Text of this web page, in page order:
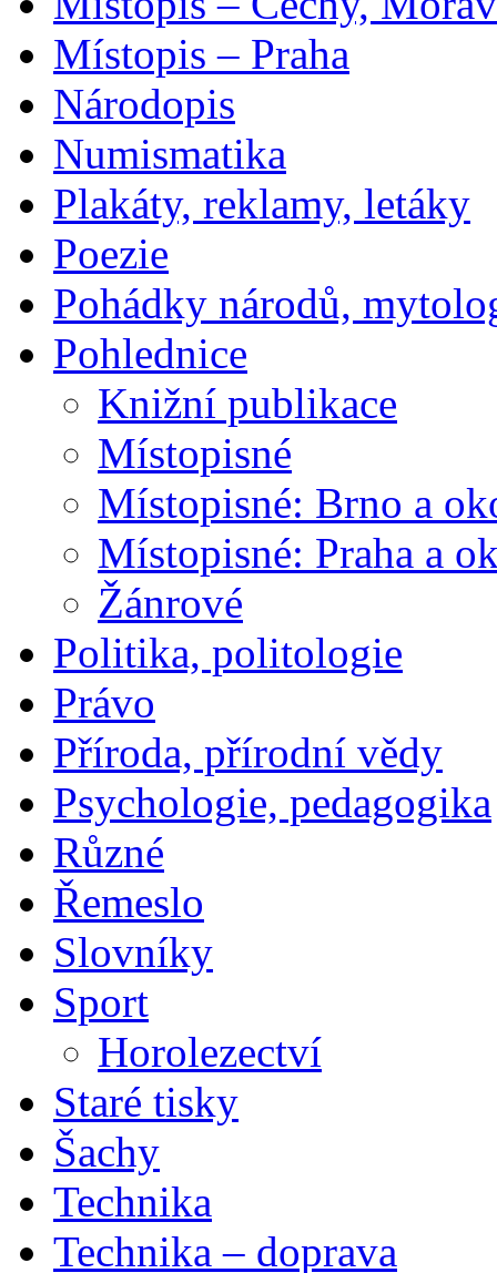
Místopis – Praha
Národopis
Numismatika
Plakáty, reklamy, letáky
Poezie
Pohádky národů,
Pohlednice
Knižní publikace
Místopisné
Místopisné: Brno a
Místopisné: Praha a
Žánrové
Politika, politologie
Právo
Příroda, přírodní vědy
Psychologie, pedagogika
Různé
Řemeslo
Slovníky
Sport
Horolezectví
Staré tisky
Šachy
Technika
Technika – doprava